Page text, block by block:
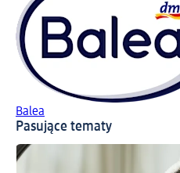
Balea
Pasujące tematy